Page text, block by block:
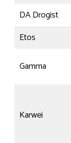
DA Drogist
Etos
Gamma
Karwei